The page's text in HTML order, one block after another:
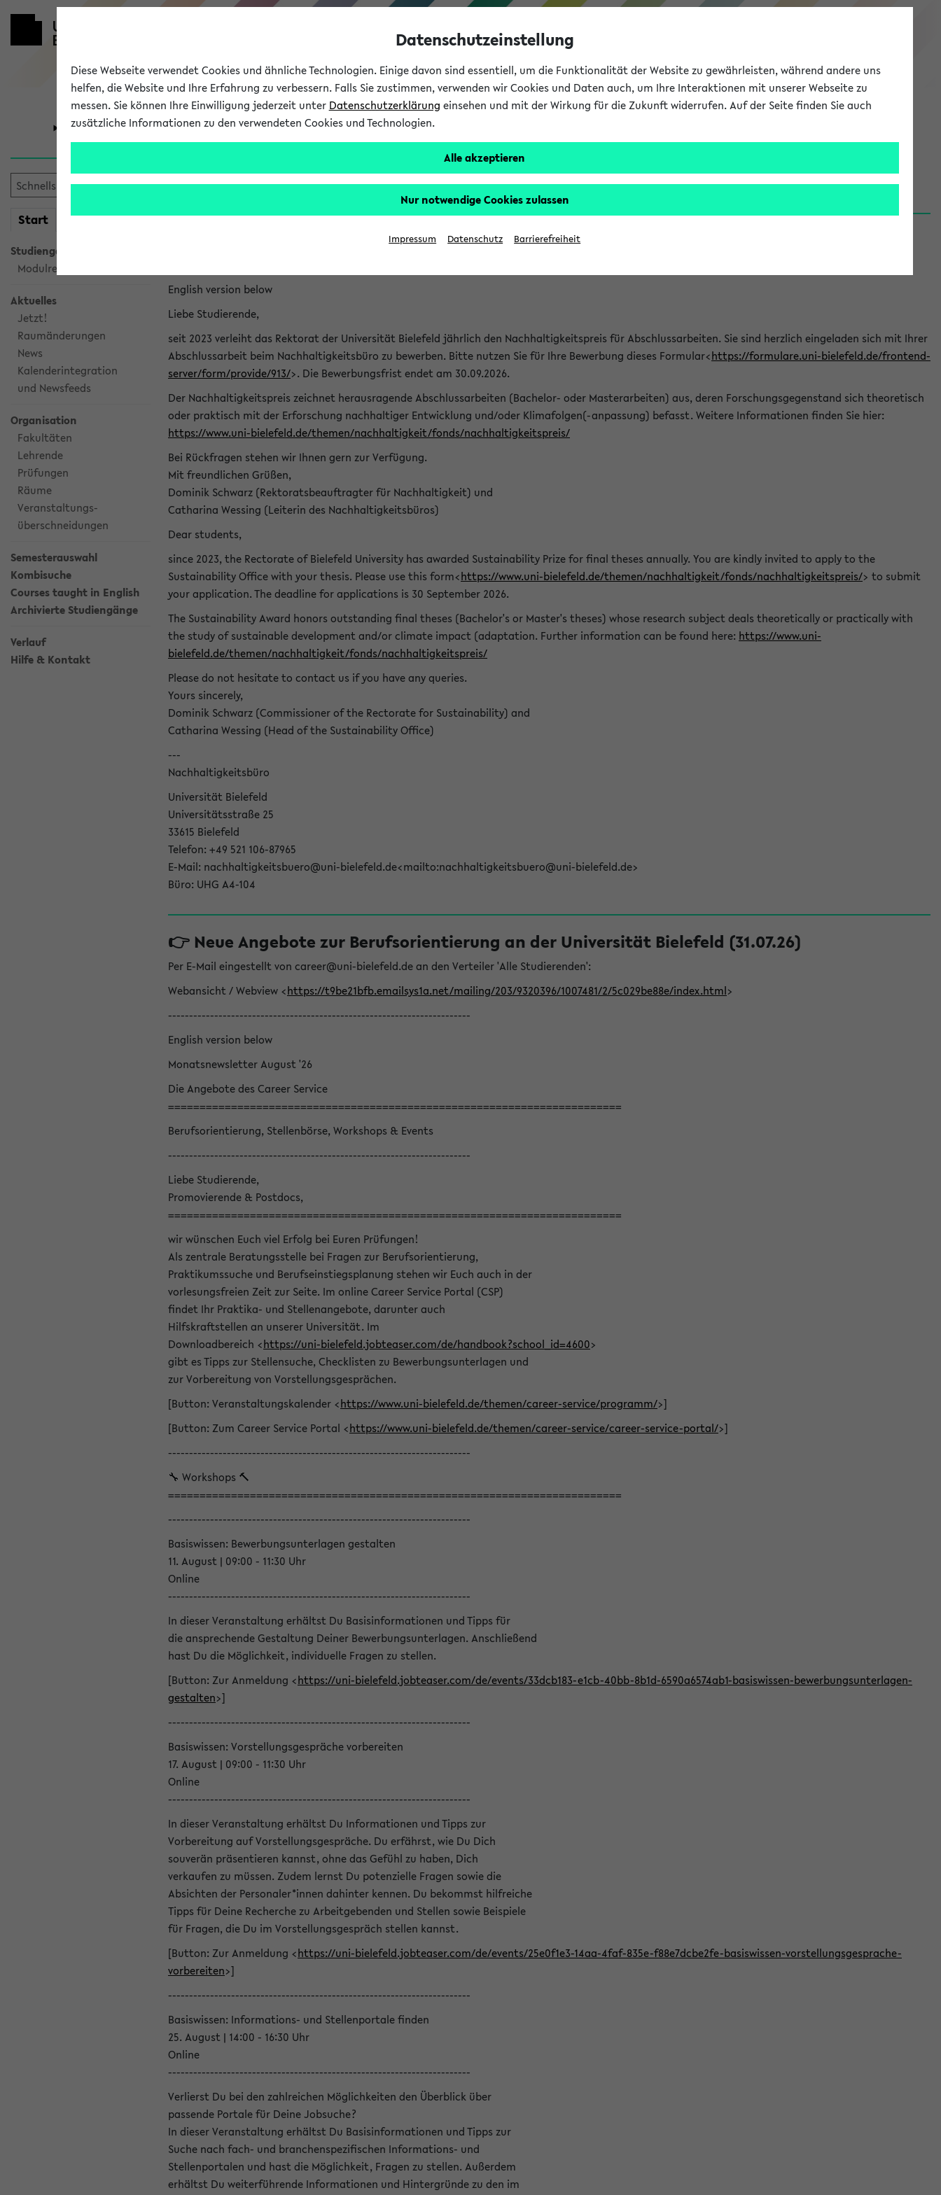
eKVV
Universität Forschung Studium
Start meineKVV
Studiengangsauswahl
Modulrecherche
Aktuelles
Jetzt!
Raumänderungen
News
Kalenderintegration
und Newsfeeds
Organisation
Fakultäten
Lehrende
Prüfungen
Räume
Veranstaltungs-
überschneidungen
Semesterauswahl
Kombisuche
Courses taught in English
Archivierte Studiengänge
Verlauf
Hilfe & Kontakt
eKVV News
Nachhaltigkeitspreis 2026: Bewerbungsphase gestartet (06.08.26)
English version below
Liebe Studierende,
seit 2023 verleiht das Rektorat der Universität Bielefeld jährlich den Nachhaltigkeitspreis für Abschlussarbeiten. Sie sind herzlich eingeladen sich mit Ihrer
Abschlussarbeit beim Nachhaltigkeitsbüro zu bewerben. Bitte nutzen Sie für Ihre Bewerbung dieses Formular<https://formulare.uni-bielefeld.de/frontend-
server/form/provide/913/>. Die Bewerbungsfrist endet am 30.09.2026.
Der Nachhaltigkeitspreis zeichnet herausragende Abschlussarbeiten (Bachelor- oder Masterarbeiten) aus, deren Forschungsgegenstand sich theoretisch
oder praktisch mit der Erforschung nachhaltiger Entwicklung und/oder Klimafolgen(-anpassung) befasst. Weitere Informationen finden Sie hier:
https://www.uni-bielefeld.de/themen/nachhaltigkeit/fonds/nachhaltigkeitspreis/
Bei Rückfragen stehen wir Ihnen gern zur Verfügung.
Mit freundlichen Grüßen,
Dominik Schwarz (Rektoratsbeauftragter für Nachhaltigkeit) und
Catharina Wessing (Leiterin des Nachhaltigkeitsbüros)
Dear students,
since 2023, the Rectorate of Bielefeld University has awarded Sustainability Prize for final theses annually. You are kindly invited to apply to the
Sustainability Office with your thesis. Please use this form<https://www.uni-bielefeld.de/themen/nachhaltigkeit/fonds/nachhaltigkeitspreis/> to submit
your application. The deadline for applications is 30 September 2026.
The Sustainability Award honors outstanding final theses (Bachelor's or Master's theses) whose research subject deals theoretically or practically with
the study of sustainable development and/or climate impact (adaptation. Further information can be found here: https://www.uni-
bielefeld.de/themen/nachhaltigkeit/fonds/nachhaltigkeitspreis/
Please do not hesitate to contact us if you have any queries.
Yours sincerely,
Dominik Schwarz (Commissioner of the Rectorate for Sustainability) and
Catharina Wessing (Head of the Sustainability Office)
---
Nachhaltigkeitsbüro
Universität Bielefeld
Universitätsstraße 25
33615 Bielefeld
Telefon: +49 521 106-87965
E-Mail: nachhaltigkeitsbuero@uni-bielefeld.de<mailto:nachhaltigkeitsbuero@uni-bielefeld.de>
Büro: UHG A4-104
👉 Neue Angebote zur Berufsorientierung an der Universität Bielefeld (31.07.26)
Per E-Mail eingestellt von career@uni-bielefeld.de an den Verteiler 'Alle Studierenden':
Webansicht / Webview <https://t9be21bfb.emailsys1a.net/mailing/203/9320396/1007481/2/5c029be88e/index.html>
------------------------------------------------------------------------
English version below
Monatsnewsletter August '26
Die Angebote des Career Service
========================================================================
Berufsorientierung, Stellenbörse, Workshops & Events
------------------------------------------------------------------------
Liebe Studierende,
Promovierende & Postdocs,
========================================================================
wir wünschen Euch viel Erfolg bei Euren Prüfungen!
Als zentrale Beratungsstelle bei Fragen zur Berufsorientierung,
Praktikumssuche und Berufseinstiegsplanung stehen wir Euch auch in der
vorlesungsfreien Zeit zur Seite. Im online Career Service Portal (CSP)
findet Ihr Praktika- und Stellenangebote, darunter auch
Hilfskraftstellen an unserer Universität. Im
Downloadbereich <https://uni-bielefeld.jobteaser.com/de/handbook?school_id=4600>
gibt es Tipps zur Stellensuche, Checklisten zu Bewerbungsunterlagen und
zur Vorbereitung von Vorstellungsgesprächen.
[Button: Veranstaltungskalender <https://www.uni-bielefeld.de/themen/career-service/programm/>]
[Button: Zum Career Service Portal <https://www.uni-bielefeld.de/themen/career-service/career-service-portal/>]
------------------------------------------------------------------------
🔧 Workshops 🔨
========================================================================
------------------------------------------------------------------------
Basiswissen: Bewerbungsunterlagen gestalten
11. August | 09:00 - 11:30 Uhr
Online
------------------------------------------------------------------------
In dieser Veranstaltung erhältst Du Basisinformationen und Tipps für
die ansprechende Gestaltung Deiner Bewerbungsunterlagen. Anschließend
hast Du die Möglichkeit, individuelle Fragen zu stellen.
[Button: Zur Anmeldung <https://uni-bielefeld.jobteaser.com/de/events/33dcb183-e1cb-40bb-8b1d-6590a6574ab1-basiswissen-bewerbungsunterlagen-
gestalten>]
------------------------------------------------------------------------
Basiswissen: Vorstellungsgespräche vorbereiten
17. August | 09:00 - 11:30 Uhr
Online
------------------------------------------------------------------------
In dieser Veranstaltung erhältst Du Informationen und Tipps zur
Vorbereitung auf Vorstellungsgespräche. Du erfährst, wie Du Dich
souverän präsentieren kannst, ohne das Gefühl zu haben, Dich
verkaufen zu müssen. Zudem lernst Du potenzielle Fragen sowie die
Absichten der Personaler*innen dahinter kennen. Du bekommst hilfreiche
Tipps für Deine Recherche zu Arbeitgebenden und Stellen sowie Beispiele
für Fragen, die Du im Vorstellungsgespräch stellen kannst.
[Button: Zur Anmeldung <https://uni-bielefeld.jobteaser.com/de/events/25e0f1e3-14aa-4faf-835e-f88e7dcbe2fe-basiswissen-vorstellungsgesprache-
vorbereiten>]
------------------------------------------------------------------------
Basiswissen: Informations- und Stellenportale finden
25. August | 14:00 - 16:30 Uhr
Online
------------------------------------------------------------------------
Verlierst Du bei den zahlreichen Möglichkeiten den Überblick über
passende Portale für Deine Jobsuche?
In dieser Veranstaltung erhältst Du Basisinformationen und Tipps zur
Suche nach fach- und branchenspezifischen Informations- und
Stellenportalen und hast die Möglichkeit, Fragen zu stellen. Außerdem
erhältst Du weiterführende Informationen und Hintergründe zu den im
Datenschutzeinstellung
Diese Webseite verwendet Cookies und ähnliche Technologien. Einige davon sind essentiell, um die Funktionalität der Website zu gewährleisten, während andere uns
helfen, die Website und Ihre Erfahrung zu verbessern. Falls Sie zustimmen, verwenden wir Cookies und Daten auch, um Ihre Interaktionen mit unserer Webseite zu
messen. Sie können Ihre Einwilligung jederzeit unter Datenschutzerklärung einsehen und mit der Wirkung für die Zukunft widerrufen. Auf der Seite finden Sie auch
zusätzliche Informationen zu den verwendeten Cookies und Technologien.
Alle akzeptieren
Nur notwendige Cookies zulassen
Impressum Datenschutz Barrierefreiheit